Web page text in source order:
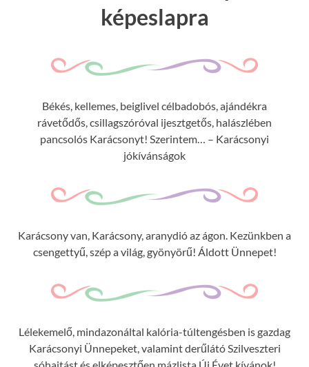
képeslapra
Békés, kellemes, beiglivel célbadobós, ajándékra
rávetődős, csillagszóróval ijesztgetős, halászlében
pancsolós Karácsonyt! Szerintem… – Karácsonyi
jókívánságok
Karácsony van, Karácsony, aranydió az ágon. Kezünkben a
csengettyű, szép a világ, gyönyörű! Áldott Ünnepet!
Lélekemelő, mindazonáltal kalória-túltengésben is gazdag
Karácsonyi Ünnepeket, valamint derűlátó Szilveszteri
sóhajtást és elképesztően mázlista Új Évet kívánok!